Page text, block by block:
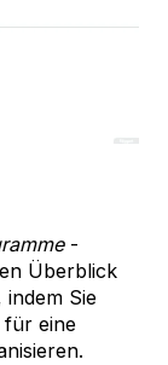
-
Überblick
Sie
für eine